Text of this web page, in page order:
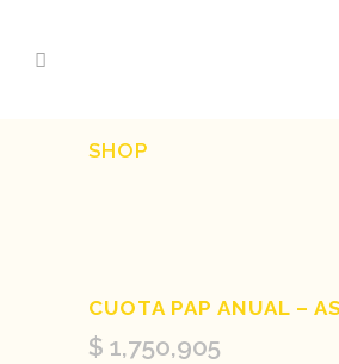
SHOP
CUOTA PAP ANUAL –
$ 1,750,905